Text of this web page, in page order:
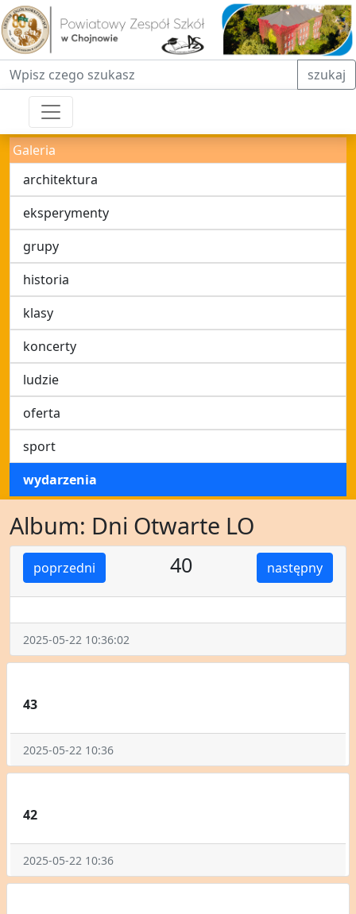
Fraza do wyszukiwania szukaj
Galeria
architektura
eksperymenty
grupy
historia
klasy
koncerty
ludzie
oferta
sport
wydarzenia
Album: Dni Otwarte LO
poprzedni następny
40
2025-05-22 10:36:02
43
2025-05-22 10:36
42
2025-05-22 10:36